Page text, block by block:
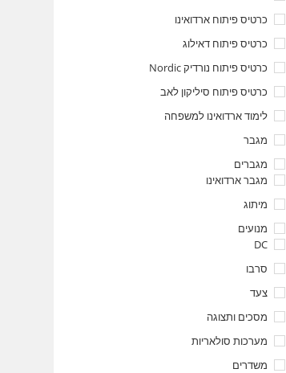
כרטיס פיתוח ארדואינו
כרטיס פיתוח דאילוג
כרטיס פיתוח נורדיק Nordic
כרטיס פיתוח סיליקון לאב
לימוד ארדואינו למשפחה
מגבר
מגברים
מגבר ארדואינו
מיתוג
מנועים
DC
סרבו
צעד
מסכים ותצוגה
מערכות סולאריות
משדרים